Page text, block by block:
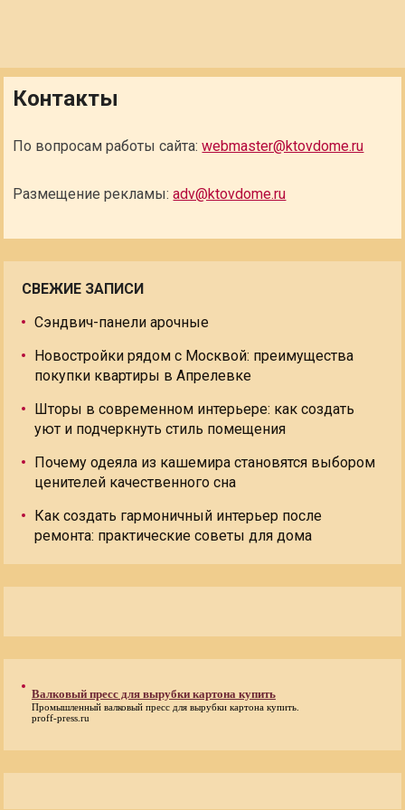
Контакты
По вопросам работы сайта:webmaster@ktovdome.ru
Размещение рекламы:adv@ktovdome.ru
СВЕЖИЕ ЗАПИСИ
Сэндвич-панели арочные
Новостройки рядом с Москвой: преимущества
покупки квартиры в Апрелевке
Шторы в современном интерьере: как создать
уют и подчеркнуть стиль помещения
Почему одеяла из кашемира становятся выбором
ценителей качественного сна
Как создать гармоничный интерьер после
ремонта: практические советы для дома
Валковый пресс для вырубки картона купить
Промышленный валковый пресс для вырубки картона купить.
proff-press.ru